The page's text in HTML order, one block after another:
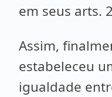
em seus arts.
Assim,
estabeleceu
igualdade